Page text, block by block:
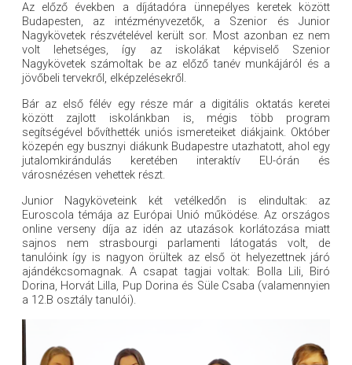
Az előző években a díjátadóra ünnepélyes keretek között
Budapesten, az intézményvezetők, a Szenior és Junior
Nagykövetek részvételével került sor. Most azonban ez nem
volt lehetséges, így az iskolákat képviselő Szenior
Nagykövetek számoltak be az előző tanév munkájáról és a
jövőbeli tervekről, elképzelésekről.
Bár az első félév egy része már a digitális oktatás keretei
között zajlott iskolánkban is, mégis több program
segítségével bővíthették uniós ismereteiket diákjaink. Október
közepén egy busznyi diákunk Budapestre utazhatott, ahol egy
jutalomkirándulás keretében interaktív EU-órán és
városnézésen vehettek részt.
Junior Nagyköveteink két vetélkedőn is elindultak: az
Euroscola témája az Európai Unió működése. Az országos
online verseny díja az idén az utazások korlátozása miatt
sajnos nem strasbourgi parlamenti látogatás volt, de
tanulóink így is nagyon örültek az első öt helyezettnek járó
ajándékcsomagnak. A csapat tagjai voltak: Bolla Lili, Biró
Dorina, Horvát Lilla, Pup Dorina és Süle Csaba (valamennyien
a 12.B osztály tanulói).